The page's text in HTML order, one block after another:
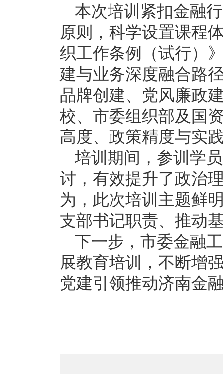
本次培训紧扣金融
原则，科学设置课程
织工作条例（试行）
建与业务深度融合路
品牌创建、党风廉政
校、市委组织部及国
高度、政策精度与实
培训期间，参训学
讨，有效提升了政治
为，此次培训主题鲜
支部书记职责、推动
下一步，市委金融
展教育培训，不断增
党建引领推动济南金